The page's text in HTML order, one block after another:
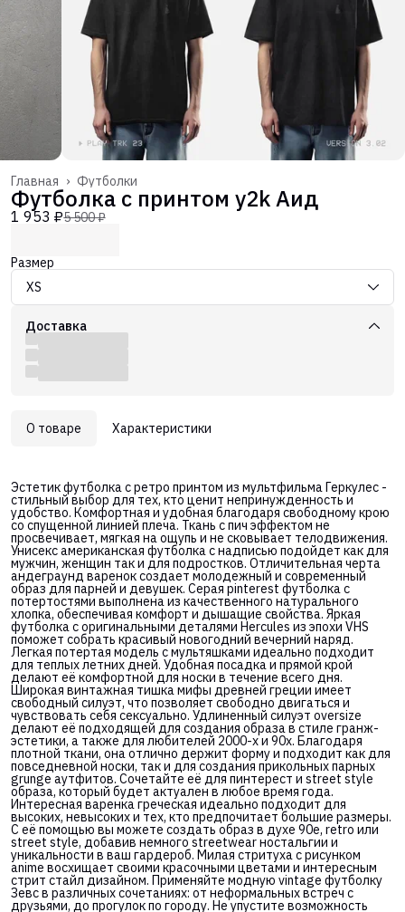
Футболки
Главная ›
Футболка с принтом y2k Аид
1 953 ₽5 500 ₽
Размер
XS
Доставка
О товаре Характеристики
Эстетик футболка с ретро принтом из мультфильма Геркулес -
стильный выбор для тех, кто ценит непринужденность и
удобство. Комфортная и удобная благодаря свободному крою
со спущенной линией плеча. Ткань с пич эффектом не
просвечивает, мягкая на ощупь и не сковывает телодвижения.
Унисекс американская футболка с надписью подойдет как для
мужчин, женщин так и для подростков. Отличительная черта
андеграунд варенок создает молодежный и современный
образ для парней и девушек. Серая pinterest футболка с
потертостями выполнена из качественного натурального
хлопка, обеспечивая комфорт и дышащие свойства. Яркая
футболка с оригинальными деталями Hercules из эпохи VHS
поможет собрать красивый новогодний вечерний наряд.
Легкая потертая модель с мультяшками идеально подходит
для теплых летних дней. Удобная посадка и прямой крой
делают её комфортной для носки в течение всего дня.
Широкая винтажная тишка мифы древней греции имеет
свободный силуэт, что позволяет свободно двигаться и
чувствовать себя сексуально. Удлиненный силуэт oversize
делают её подходящей для создания образа в стиле гранж-
эстетики, а также для любителей 2000-х и 90х. Благодаря
плотной ткани, она отлично держит форму и подходит как для
повседневной носки, так и для создания прикольных парных
grunge аутфитов. Сочетайте её для пинтерест и street style
образа, который будет актуален в любое время года.
Интересная варенка греческая идеально подходит для
высоких, невысоких и тех, кто предпочитает большие размеры.
С её помощью вы можете создать образ в духе 90е, retro или
street style, добавив немного streetwear ностальгии и
уникальности в ваш гардероб. Милая стритуха с рисунком
anime восхищает своими красочными цветами и интересным
стрит стайл дизайном. Применяйте модную vintage футболку
Зевс в различных сочетаниях: от неформальных встреч с
друзьями, до прогулок по городу. Не упустите возможность